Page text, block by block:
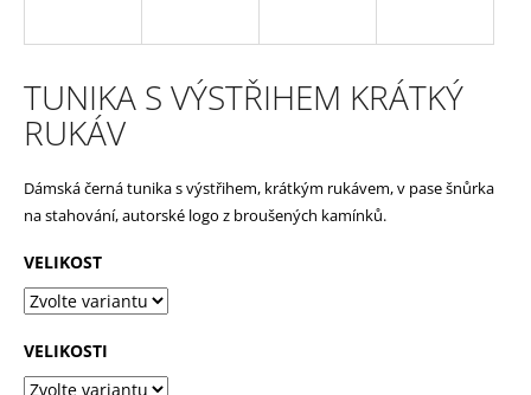
TUNIKA S VÝSTŘIHEM KRÁTKÝ
RUKÁV
Dámská černá tunika s výstřihem, krátkým rukávem, v pase šnůrka
na stahování, autorské logo z broušených kamínků.
VELIKOST
VELIKOSTI
D
p
o
r
u
č
u